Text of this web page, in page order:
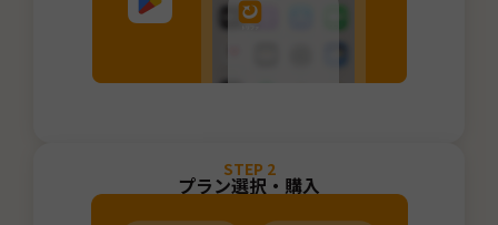
STEP 2
プラン選択・購入